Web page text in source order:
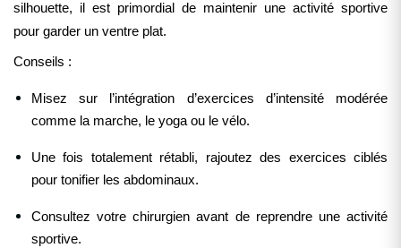
silhouette, il est primordial de maintenir une activité sportive
pour garder un ventre plat.
Conseils :
Misez sur l’intégration d’exercices d’intensité modérée
comme la marche, le yoga ou le vélo.
Une fois totalement rétabli, rajoutez des exercices ciblés
pour tonifier les abdominaux.
Consultez votre chirurgien avant de reprendre une activité
sportive.